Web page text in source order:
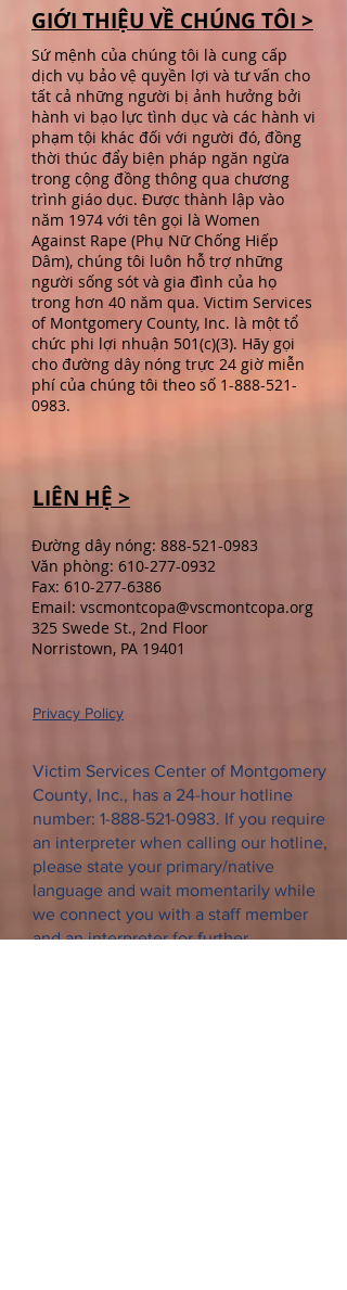
GIỚI THIỆU VỀ CHÚNG TÔI >
Sứ mệnh của chúng tôi là cung cấp
dịch vụ bảo vệ quyền lợi và tư vấn cho
tất cả những người bị ảnh hưởng bởi
hành vi bạo lực tình dục và các hành vi
phạm tội khác đối với người đó, đồng
thời thúc đẩy biện pháp ngăn ngừa
trong cộng đồng thông qua chương
trình giáo dục. Được thành lập vào
năm 1974 với tên gọi là Women
Against Rape (Phụ Nữ Chống Hiếp
Dâm), chúng tôi luôn hỗ trợ những
người sống sót và gia đình của họ
trong hơn 40 năm qua. Victim Services
of Montgomery County, Inc. là một tổ
chức phi lợi nhuận 501(c)(3). Hãy gọi
cho đường dây nóng trực 24 giờ miễn
phí của chúng tôi theo số 1-888-521-
0983.
LIÊN HỆ >
Đường dây nóng: 888-521-0983
Văn phòng: 610-277-0932
Fax: 610-277-6386
Email: vscmontcopa@vscmontcopa.org
325 Swede St., 2nd Floor
Norristown, PA 19401
Privacy Policy
Victim Services Center of Montgomery
County, Inc., has a 24-hour hotline
number: 1-888-521-0983. If you require
an interpreter when calling our hotline,
please state your primary/native
language and wait momentarily while
we connect you with a staff member
and an interpreter for further